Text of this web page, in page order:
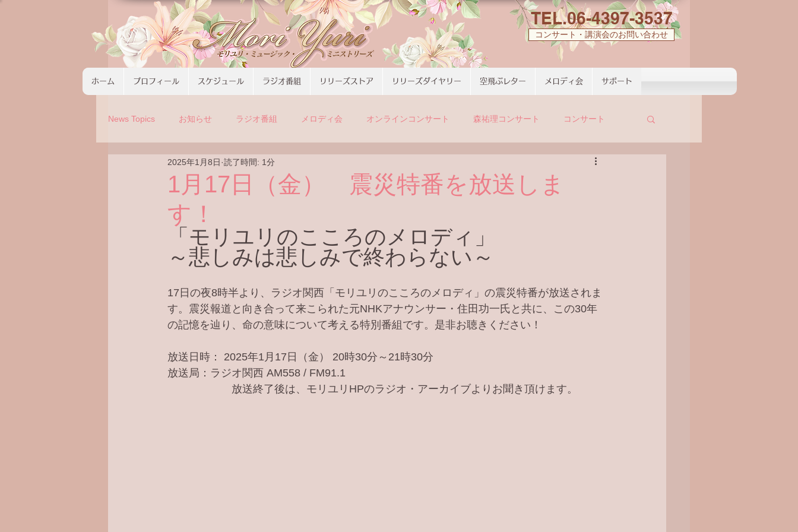
TEL.06-4397-3537
コンサート・講演会のお問い合わせ
ホーム プロフィール スケジュール ラジオ番組 リリーズストア リリーズダイヤリー 空飛ぶレター メロディ会 サポート
News Topics お知らせ ラジオ番組 メロディ会 オンラインコンサート 森祐理コンサート コンサート
コンサート ツアーの募集
1月17日（金） 震災特番を放送しま
す！
2025年1月8日 読了時間: 1分
「モリユリのこころのメロディ」
～悲しみは悲しみで終わらない～
17日の夜8時半より、ラジオ関西「モリユリのこころのメロディ」の震災特番が放送されま
す。震災報道と向き合って来こられた元NHKアナウンサー・住田功一氏と共に、この30年
の記憶を辿り、命の意味について考える特別番組です。是非お聴きください！
放送日時： 2025年1月17日（金） 20時30分～21時30分
放送局：ラジオ関西 AM558 / FM91.1
放送終了後は、モリユリHPのラジオ・アーカイブよりお聞き頂けます。